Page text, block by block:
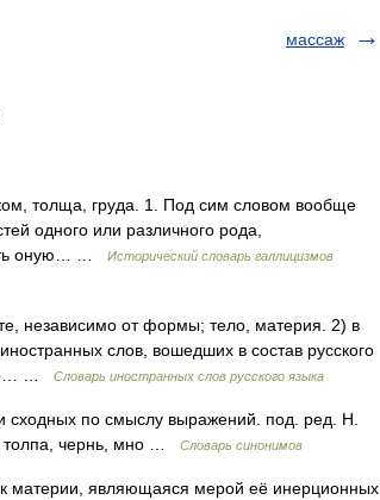
массаж
толща, груда. 1. Под сим словом вообще
одного или различного рода,
оную… …
Исторический словарь галлицизмов
независимо от формы; тело, материя. 2) в
слов, вошедших в состав русского
…
Словарь иностранных слов русского языка
сходных по смыслу выражений. под. ред. Н.
толпа, чернь, мно …
Словарь синонимов
материи, являющаяся мерой её инерционных